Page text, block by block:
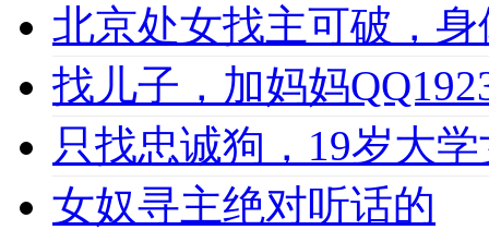
北京处女找主可破，
找儿子，加妈妈
只找忠诚狗，19岁大
女奴寻主绝对听话的